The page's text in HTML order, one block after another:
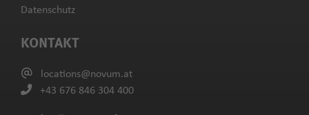
KONTAKT
locations@novum.at
+43 676 846 304 400
Datenschutz